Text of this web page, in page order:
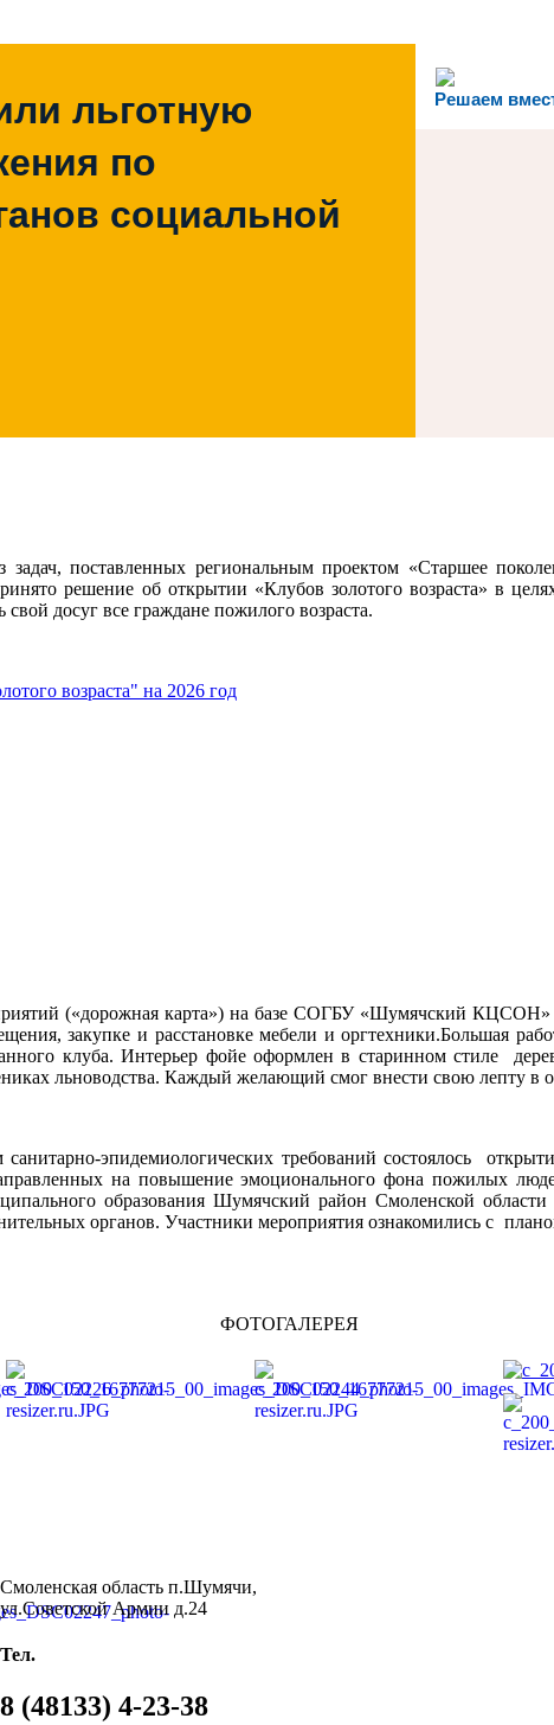
Решаем
льготную
по
социальной
поставленных региональным проектом «Старшее
решение об открытии «Клубов золотого возраста» в
досуг все граждане пожилого возраста.
возраста" на 2026 год
(«дорожная карта») на базе СОГБУ «Шумячский КЦСОН»
закупке и расстановке мебели и оргтехники.Большая
клуба. Интерьер фойе оформлен в старинном стиле
льноводства. Каждый желающий смог внести свою лепту в
эпидемиологических требований состоялось
на повышение эмоционального фона пожилых
образования Шумячский район Смоленской области
органов. Участники мероприятия ознакомились с
ФОТОГАЛЕРЕЯ
Смоленская область п.Шумячи,
ул.Советской Армии д.24
Тел.
8 (48133) 4-23-38